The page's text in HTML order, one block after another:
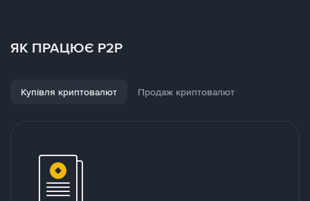
ЯК ПРАЦЮЄ P2P
Купівля криптовалют Продаж криптовалют